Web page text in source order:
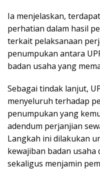
Ia menjelaskan,
perhatian dalam hasil
terkait pelaksanaan
penumpukan antara
badan usaha yang
Sebagai tindak lanjut,
menyeluruh terhadap
penumpukan yang
adendum perjanjian
Langkah ini dilakukan
kewajiban badan
sekaligus menjamin